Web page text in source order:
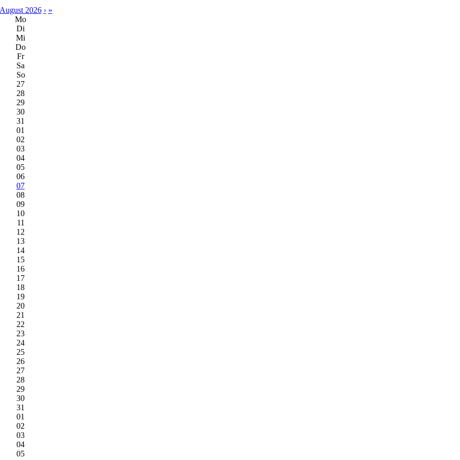
2026 › »
Mo
Di
Mi
Do
Fr
Sa
So
27
28
29
30
31
01
02
03
04
05
06
07
08
09
10
11
12
13
14
15
16
17
18
19
20
21
22
23
24
25
26
27
28
29
30
31
01
02
03
04
05